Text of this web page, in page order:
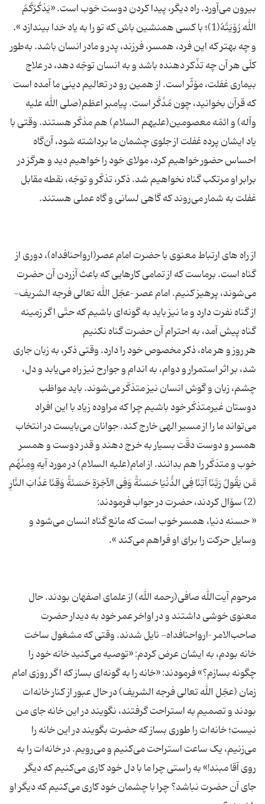
بیرون می‌آورد. راه دیگر، پیدا کردن دوست خوب است. «یَذکُرُکُمُ
اللهَ رُۆیَتُهُ(1)؛ با کسی همنشین باش که تو را به یاد خدا بیندازد ».
و چه بهتر که این فرد، همسر، فرزند، پدر و مادر انسان باشد. به‌طور
کلّی هر آن چه تذّکر دهنده باشد و به انسان توجّه دهد، در علاج
بیماری غفلت، مۆثّر است. از همین رو در تعالیم دینی ما آمده است
که قرآن بخوانید، چون مُذَکَّر است. پیامبر اعظم(صلی الله علیه
وآله) و ائمّه معصومین(علیهم السلام) هم مذکّر هستند. وقتی با
یاد ایشان پرده غفلت از جلوی چشمان ما برداشته شود، آن‌گاه
احساس حضور خواهیم کرد، مولای خود را خواهیم دید و هرگز در
برابر او مرتکب گناه نخواهیم شد. ذکر، تذکّر و توجّه، نقطه مقابل
از راه های ارتباط معنوی با حضرت امام عصر(ارواحنافداه)، دوری از
گناه است. برماست که از تمامی کارهایی که باعث آزردن آن حضرت
می‌شوند، پرهیز کنیم. امام عصر –عجّل الله تعالی فرجه الشریف-
از گناه نفرت دارد و ما نیز باید به گونه‌ای باشیم که حتّی اگر زمینه
هر روز و هر ماه، ذکر مخصوص خود را دارد. وقتی ذکر، به زبان جاری
شد، بر اثر استمرار و دوام، به اندام و جوارح نیز راه می‌یابد و دل،
چشم، زبان و گوش انسان نیز متذکّر می‌شوند. باید مواظب
دوستان غیرمتذکّر خود باشیم چرا که مراوده زیاد با این افراد
می‌تواند ما را از مسیر الهی خارج کند. جوانان می‌بایست در انتخاب
همسر و دوست دقّت بسیار به خرج دهند و قدر دوست و همسر
خوب و متذکّر را هم بدانند. از امام(علیه السلام) در مورد آیه وِمِنْهُم
مَّن یَقُولُ رَبَّنَا آتِنَا فِی الدُّنْیَا حَسَنَةً وَفِی الآخِرَةِ حَسَنَةً وَقِنَا عَذَابَ النَّارِ
« حسنه دنیا، همسر خوب است که مانع گناه انسان می‌شود و
مرحوم آیت‌الله صافی(رحمه الله) از علمای اصفهان بودند. حال
معنوی خوشی داشتند و در اواخر عمر خود به دیدار حضرت
صاحب‌الامر –ارواحنافداه- نایل شدند. وقتی که مشغول ساخت
خانه بودم، به ایشان عرض کردم: «توصیه می‌کنید خانه خود را
چگونه بسازم؟» فرمودند: «خانه را به گونه‌ای بساز که اگر روزی امام
زمان (عجّل الله تعالی فرجه الشریف) در حال عبور از کنار خانه‌ات
بودند و تصمیم به استراحت گرفتند، نگویند در این خانه جای من
نیست؛ خانه‌ات را طوری بساز که حضرت بگویند در این خانه را
می‌زنیم، یک ساعت استراحت می‌کنیم و می‌رویم. در خانه‌ات را به
روی آقا مبند!» به راستی چرا ما با دل خود کاری می‌کنیم که دیگر
جای آن حضرت نباشد؟ چرا با چشمان خود کاری می‌کنیم که دیگر او